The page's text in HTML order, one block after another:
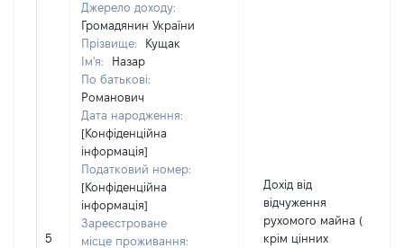
5
Джерело доходу:
Громадянин України
Прізвище:
Кущак
Ім'я:
Назар
По батькові:
Романович
Дата народження:
[Конфіденційна
інформація]
Податковий номер:
[Конфіденційна
інформація]
Зареєстроване
місце проживання:
Дохід від
відчуження
рухомого майна (
крім цінних